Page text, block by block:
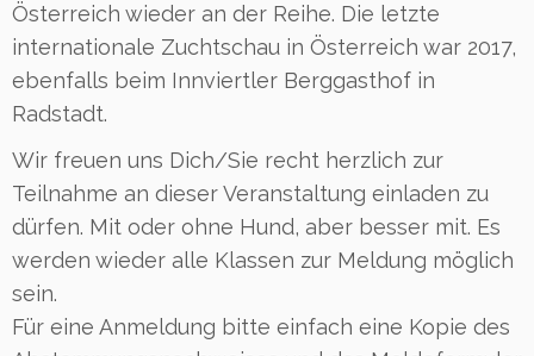
Österreich wieder an der Reihe. Die letzte
internationale Zuchtschau in Österreich war 2017,
ebenfalls beim Innviertler Berggasthof in
Radstadt.
Wir freuen uns Dich/Sie recht herzlich zur
Teilnahme an dieser Veranstaltung einladen zu
dürfen. Mit oder ohne Hund, aber besser mit. Es
werden wieder alle Klassen zur Meldung möglich
sein.
Für eine Anmeldung bitte einfach eine Kopie des